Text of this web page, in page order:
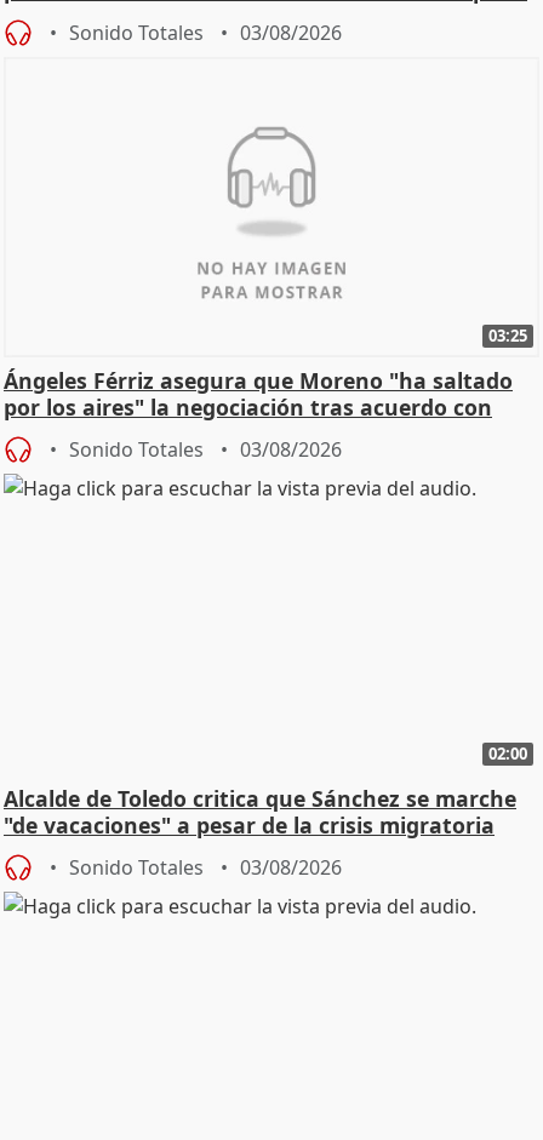
de Calor
Sonido Totales 03/08/2026
03:25
Ángeles Férriz asegura que Moreno "ha saltado
por los aires" la negociación tras acuerdo con
SMA
Sonido Totales 03/08/2026
02:00
Alcalde de Toledo critica que Sánchez se marche
"de vacaciones" a pesar de la crisis migratoria
Sonido Totales 03/08/2026